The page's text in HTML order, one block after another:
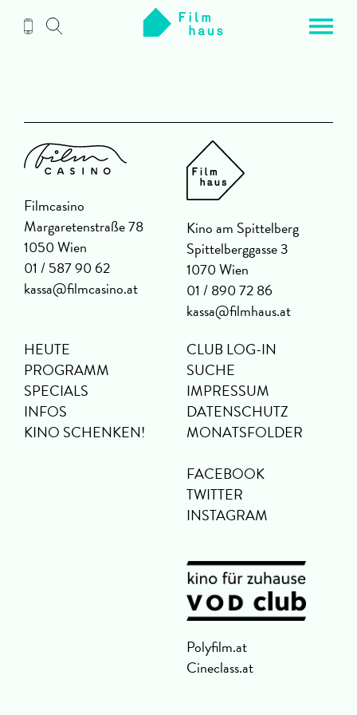
Inhalt
Filmcasino
Margaretenstraße 78
1050 Wien
01 / 587 90 62
kassa@filmcasino.at
Kino am Spittelberg
Spittelberggasse 3
1070 Wien
01 / 890 72 86
kassa@filmhaus.at
HEUTE
PROGRAMM
SPECIALS
INFOS
KINO SCHENKEN!
CLUB LOG-IN
SUCHE
IMPRESSUM
DATENSCHUTZ
MONATSFOLDER
FACEBOOK
TWITTER
INSTAGRAM
Polyfilm.at
Cineclass.at